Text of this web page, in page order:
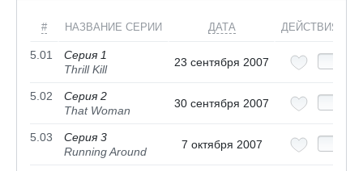
# НАЗВАНИЕ СЕРИИ ДАТА ДЕЙСТВИЯ
5.01
Серия 1
Thrill Kill
23 сентября 2007
5.02
Серия 2
That Woman
30 сентября 2007
5.03
Серия 3
Running Around
7 октября 2007